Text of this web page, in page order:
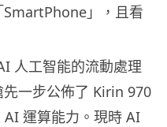
」，且看
人工智能的流動處理
一步公佈了 Kirin 970
AI 運算能力。現時 AI